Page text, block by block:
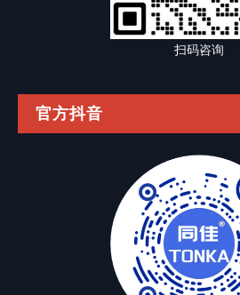
扫码咨询
官方抖音